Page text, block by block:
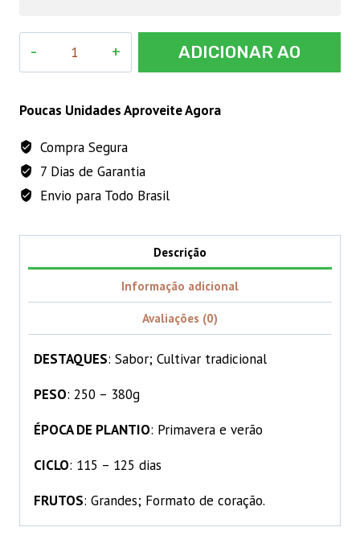
Coração
Boi
200mg
Feltrin
ADICIONAR AO
Poucas Unidades Aproveite Agora
Compra Segura
7 Dias de Garantia
Envio para Todo Brasil
Descrição
Informação adicional
Avaliações (0)
DESTAQUES: Sabor; Cultivar tradicional
PESO: 250 – 380g
ÉPOCA DE PLANTIO: Primavera e verão
CICLO: 115 – 125 dias
FRUTOS: Grandes; Formato de coração.